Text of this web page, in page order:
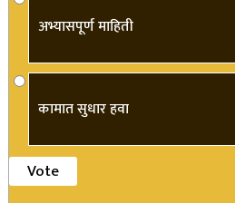
अभ्यासपूर्ण माहिती
कामात सुधार हवा